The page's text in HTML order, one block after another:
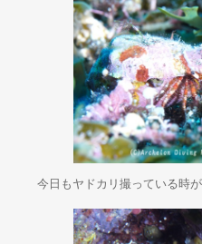
今日もヤドカリ撮っている時が